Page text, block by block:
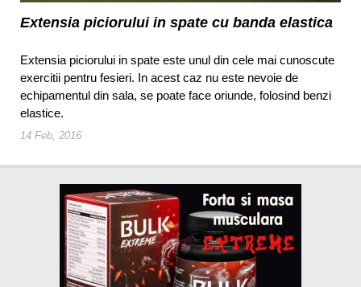
Extensia piciorului in spate cu banda elastica
Extensia piciorului in spate este unul din cele mai cunoscute
exercitii pentru fesieri. In acest caz nu este nevoie de
echipamentul din sala, se poate face oriunde, folosind benzi
elastice.
14 Feb, 2016